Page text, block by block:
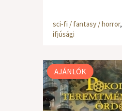
sci-fi / fantasy / horror,
ifjúsági
AJÁNLÓK